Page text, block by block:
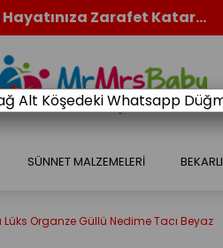
Hayatınıza Zarafet Katar...
SÜNNET MALZEMELERİ
Lüks Organze Güllü Nedime Tacı Beyaz
Alt Köşedeki Whatsapp